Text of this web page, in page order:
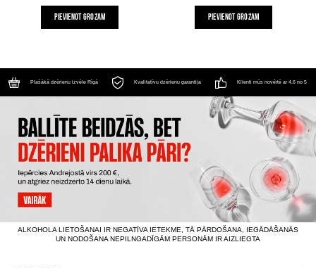
PIEVIENOT GROZAM PIEVIENOT GROZAM
Plašākā dzērienu izvēle Rīgā Kvalitatīvu dzērienu garantija Klienti mūs novērtē ar 4.6 no 5
ALKOHOLA LIETOŠANAI IR NEGATĪVA IETEKME, TĀ PĀRDOŠANA, IEGĀDĀŠANĀS
UN NODOŠANA NEPILNGADĪGĀM PERSONĀM IR AIZLIEGTA